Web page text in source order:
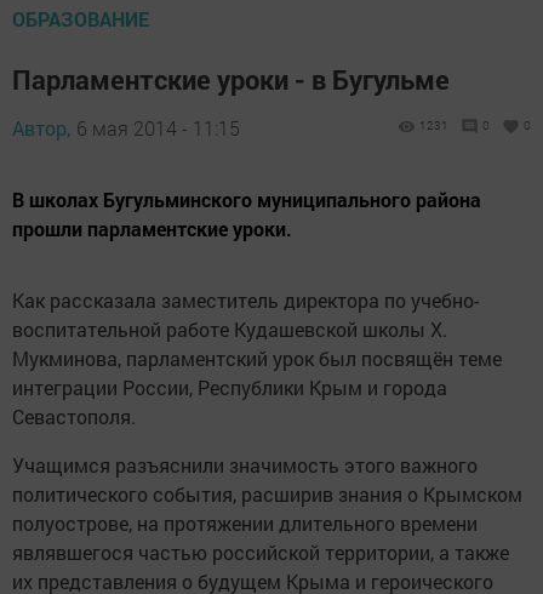
ОБРАЗОВАНИЕ
Парламентские уроки - в Бугульме
Автор, 6 мая 2014 - 11:15 1231 0 0
В школах Бугульминского муниципального района
прошли парламентские уроки.
Как рассказала заместитель директора по учебно-
воспитательной работе Кудашевской школы Х.
Мукминова, парламентский урок был посвящён теме
интеграции России, Республики Крым и города
Севастополя.
Учащимся разъяснили значимость этого важного
политического события, расширив знания о Крымском
полуострове, на протяжении длительного времени
являвшегося частью российской территории, а также
их представления о будущем Крыма и героического